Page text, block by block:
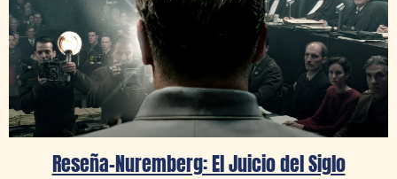
Reseña-Nuremberg: El Juicio del Siglo